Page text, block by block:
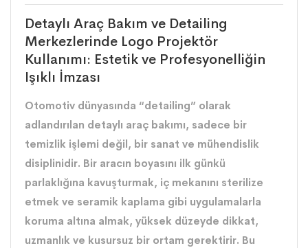
Detaylı Araç Bakım ve Detailing
Merkezlerinde Logo Projektör
Kullanımı: Estetik ve Profesyonelliğin
Işıklı İmzası
Otomotiv dünyasında “detailing” olarak
adlandırılan detaylı araç bakımı, sadece bir
temizlik işlemi değil, bir sanat ve mühendislik
disiplinidir. Bir aracın boyasını ilk günkü
parlaklığına kavuşturmak, iç mekanını sterilize
etmek ve seramik kaplama gibi uygulamalarla
koruma altına almak, yüksek düzeyde dikkat,
uzmanlık ve kusursuz bir ortam gerektirir. Bu